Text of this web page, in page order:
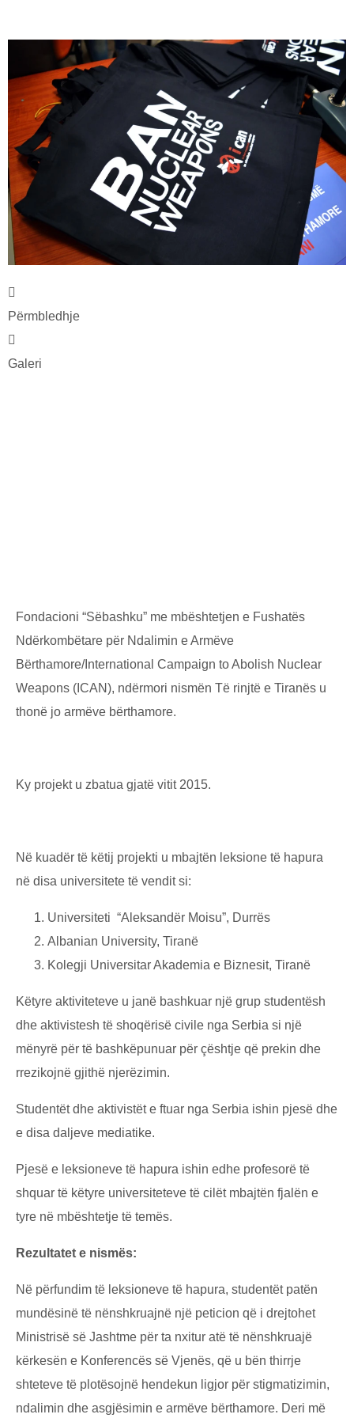
Përmbledhje
Galeri
Fondacioni “Sëbashku” me mbështetjen e Fushatës
Ndërkombëtare për Ndalimin e Armëve
Bërthamore/International Campaign to Abolish Nuclear
Weapons (ICAN), ndërmori nismën Të rinjtë e Tiranës u
thonë jo armëve bërthamore.
Ky projekt u zbatua gjatë vitit 2015.
Në kuadër të këtij projekti u mbajtën leksione të hapura
në disa universitete të vendit si:
Universiteti “Aleksandër Moisu”, Durrës
Albanian University, Tiranë
Kolegji Universitar Akademia e Biznesit, Tiranë
Këtyre aktiviteteve u janë bashkuar një grup studentësh
dhe aktivistesh të shoqërisë civile nga Serbia si një
mënyrë për të bashkëpunuar për çështje që prekin dhe
rrezikojnë gjithë njerëzimin.
Studentët dhe aktivistët e ftuar nga Serbia ishin pjesë dhe
e disa daljeve mediatike.
Pjesë e leksioneve të hapura ishin edhe profesorë të
shquar të këtyre universiteteve të cilët mbajtën fjalën e
tyre në mbështetje të temës.
Rezultatet e nismës:
Në përfundim të leksioneve të hapura, studentët patën
mundësinë të nënshkruajnë një peticion që i drejtohet
Ministrisë së Jashtme për ta nxitur atë të nënshkruajë
kërkesën e Konferencës së Vjenës, që u bën thirrje
shteteve të plotësojnë hendekun ligjor për stigmatizimin,
ndalimin dhe asgjësimin e armëve bërthamore. Deri më